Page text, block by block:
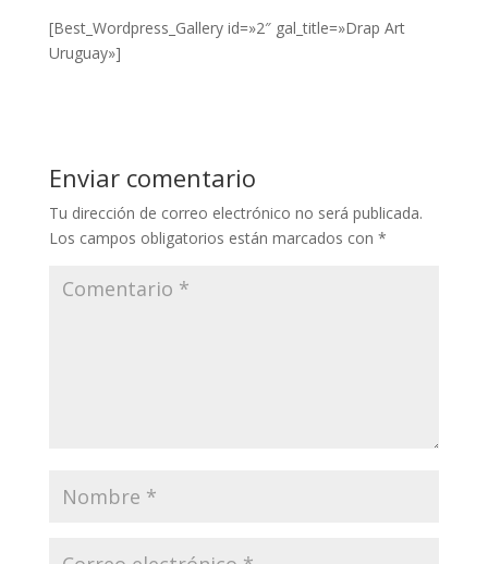
[Best_Wordpress_Gallery id=»2″ gal_title=»Drap Art
Uruguay»]
Enviar comentario
Tu dirección de correo electrónico no será publicada.
Los campos obligatorios están marcados con *